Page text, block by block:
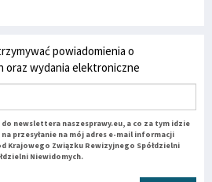
powiadomienia o
oraz wydania elektroniczne
do newslettera naszesprawy.eu, a co za tym idzie
przesyłanie na mój adres e-mail informacji
Krajowego Związku Rewizyjnego Spółdzielni
Niewidomych.